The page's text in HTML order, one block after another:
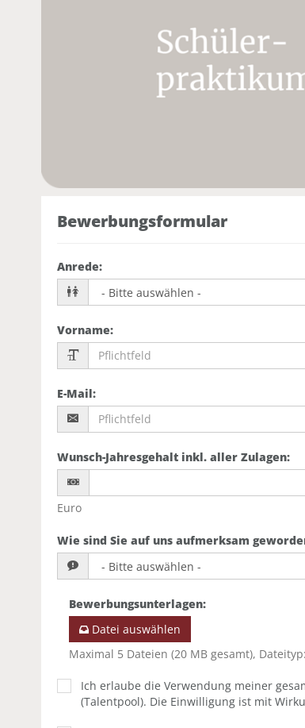
Bewerbungsformular
Anrede:
Vorname:
E-Mail:
Wunsch-Jahresgehalt inkl. aller Zulagen:
Euro
Wie sind Sie auf uns aufmerksam
Bewerbungsunterlagen:
Datei auswählen
Maximal 5 Dateien (20 MB gesamt),
Ich erlaube die Verwendung meiner
(Talentpool). Die Einwilligung ist mit